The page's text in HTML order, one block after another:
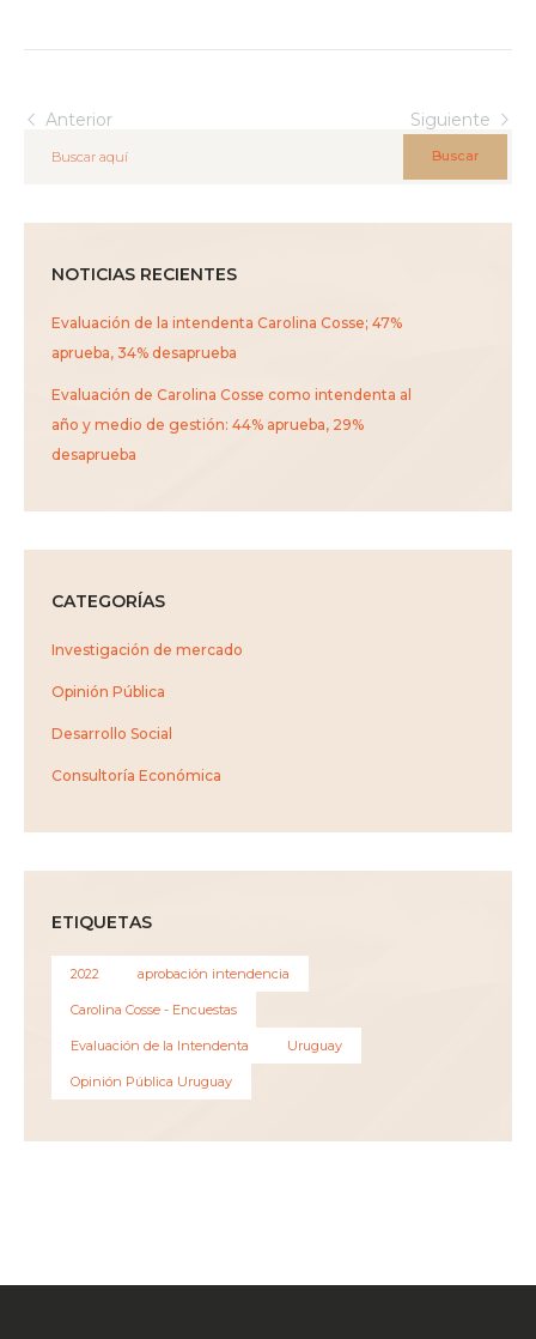
Anterior Siguiente
Buscar
NOTICIAS RECIENTES
Evaluación de la intendenta Carolina Cosse; 47%
aprueba, 34% desaprueba
Evaluación de Carolina Cosse como intendenta al
año y medio de gestión: 44% aprueba, 29%
desaprueba
CATEGORÍAS
Investigación de mercado
Opinión Pública
Desarrollo Social
Consultoría Económica
ETIQUETAS
2022 aprobación intendencia
Carolina Cosse - Encuestas
Evaluación de la Intendenta Uruguay
Opinión Pública Uruguay